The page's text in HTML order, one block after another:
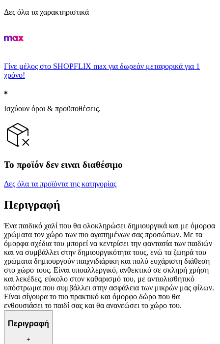
Δες όλα τα χαρακτηριστικά
Γίνε μέλος στο SHOPFLIX max για δωρεάν μεταφορικά για 1
χρόνο!
Ισχύουν όροι & προϋποθέσεις.
Το προϊόν δεν ειναι διαθέσιμο
Δες όλα τα προϊόντα της κατηγορίας
Περιγραφή
Ένα παιδικό χαλί που θα ολοκληρώσει δημιουργικά και με όμορφα
χρώματα τον χώρο των πιο αγαπημένων σας προσώπων. Με τα
όμορφα σχέδια του μπορεί να κεντρίσει την φαντασία των παιδιών
και να συμβάλλει στην δημιουργικότητα τους, ενώ τα ζωηρά του
χρώματα δημιουργούν παιχνιδιάρικη και πολύ ευχάριστη διάθεση
στο χώρο τους. Είναι υποαλλεργικό, ανθεκτικό σε σκληρή χρήση
και λεκέδες, εύκολο στον καθαρισμό του, με αντιολισθητικό
υπόστρωμα που συμβάλλει στην ασφάλεια των μικρών μας φίλων.
Είναι σίγουρα το πιο πρακτικό και όμορφο δώρο που θα
ενθουσιάσει το παιδί σας και θα ανανεώσει το χώρο του.
Περιγραφή
+